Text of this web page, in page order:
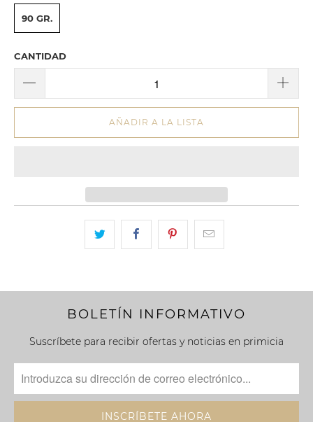
90 GR.
CANTIDAD
AÑADIR A LA LISTA
BOLETÍN INFORMATIVO
Suscríbete para recibir ofertas y noticias en primicia